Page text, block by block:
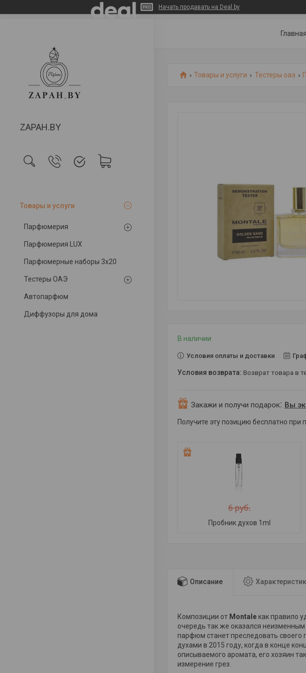
Начать продавать на Deal.by
ZAPAH.BY
Товары и услуги
Парфюмерия
Парфюмерия LUX
Парфюмерные наборы 3x20
Тестеры ОАЭ
Автопарфюм
Диффузоры для дома
Главная
Товары и услуги Тестеры оаэ
В наличии
Условия оплаты и доставки
возврат товара в
Закажи и получи подарок Вы
Получите эту позицию бесплатно при
6 руб.
Пробник духов 1ml
Описание
Композиции от Montaleкак правило
очередь так же оказался
парфюм станет преследовать своего
духами в 2015 году, когда в конце
описываемого аромата, его хозяин
измерение грез.